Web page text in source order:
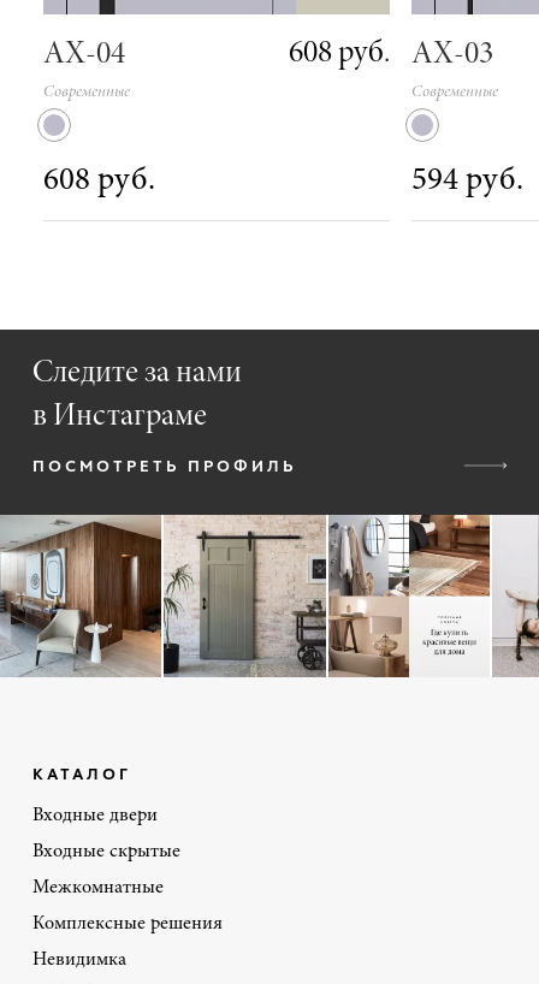
АХ-04 608 руб.
Современные
608 руб.
АХ-03
Современные
594 руб.
Следите за нами
в Инстаграме
ПОСМОТРЕТЬ ПРОФИЛЬ
КАТАЛОГ
Входные двери
Входные скрытые
Межкомнатные
Комплексные решения
Невидимка